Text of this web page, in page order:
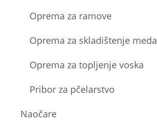
Oprema za ramove
Oprema za skladištenje meda
Oprema za topljenje voska
Pribor za pčelarstvo
Naočare